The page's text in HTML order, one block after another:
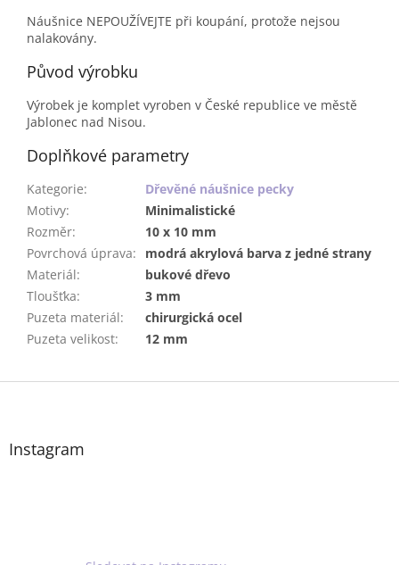
Náušnice NEPOUŽÍVEJTE při koupání, protože nejsou
nalakovány.
Původ výrobku
Výrobek je komplet vyroben v České republice ve městě
Jablonec nad Nisou.
Doplňkové parametry
Kategorie:
Dřevěné náušnice pecky
Motivy:
Minimalistické
Rozměr:
10 x 10 mm
Povrchová úprava:
modrá akrylová barva z jedné strany
Materiál:
bukové dřevo
Tloušťka:
3 mm
Puzeta materiál:
chirurgická ocel
Puzeta velikost: 12 mm
Z
Instagram